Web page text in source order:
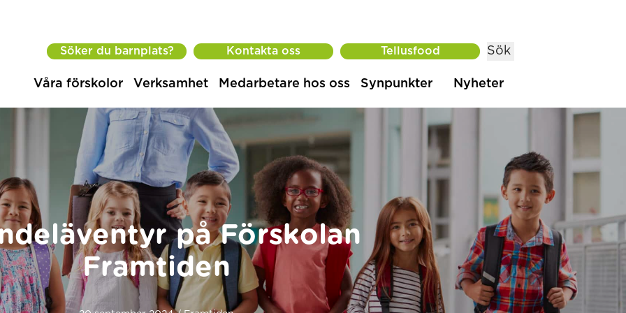
Söker du barnplats? Kontakta oss Tellusfood Sök
Våra förskolor Verksamhet Medarbetare hos oss Synpunkter Nyheter
på Förskolan
Framtiden